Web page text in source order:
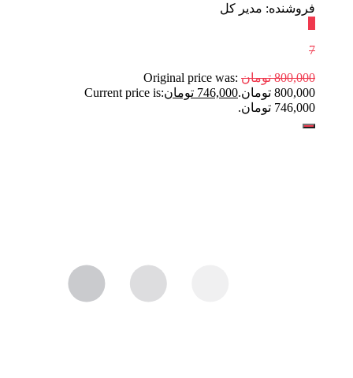
فروشنده: مدیر کل
7
800,000 تومان Original price was:
800,000 تومان.
746,000 تومانCurrent price is:
746,000 تومان.